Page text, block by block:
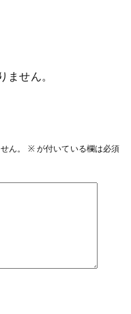
せん。
ん。 ※が付いている欄は必須